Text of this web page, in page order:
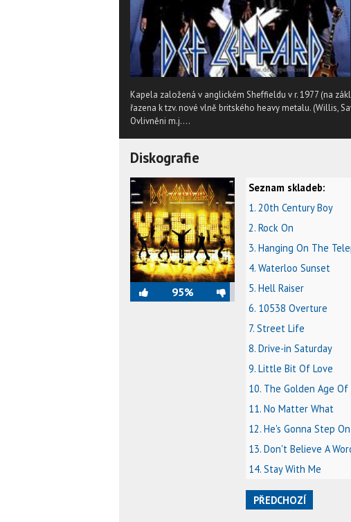
Kapela založená v anglickém Sheffieldu v r. 1977 (na
řazena k tzv. nové vlně britského heavy metalu. (Willis,
Ovlivněni m.j....
Diskografie
95%
Seznam skladeb:
1. 20th Century Boy
2. Rock On
3. Hanging On The
4. Waterloo Sunset
5. Hell Raiser
6. 10538 Overture
7. Street Life
8. Drive-in Saturday
9. Little Bit Of Love
10. The Golden Age Of
11. No Matter What
12. He's Gonna Step
13. Don't Believe A
14. Stay With Me
PŘEDCHOZÍ